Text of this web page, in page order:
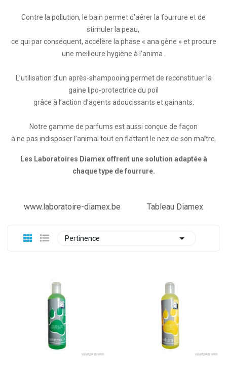
Contre la pollution, le bain permet d’aérer la fourrure et de
stimuler la peau,
ce qui par conséquent, accélère la phase « ana gène » et procure
une meilleure hygiène à l’anima .
L’utilisation d’un après-shampooing permet de reconstituer la
gaine lipo-protectrice du poil
grâce à l’action d’agents adoucissants et gainants.
Notre gamme de parfums est aussi conçue de façon
à ne pas indisposer l’animal tout en flattant le nez de son maître.
Les Laboratoires Diamex offrent une solution adaptée à
chaque type de fourrure.
www.laboratoire-diamex.be Tableau Diamex
Pertinence 